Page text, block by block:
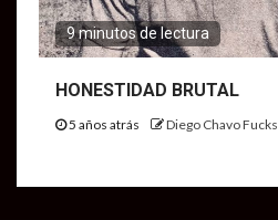
9 minutos de lectura
HONESTIDAD BRUTAL
5 años atrás Diego Chavo Fucks